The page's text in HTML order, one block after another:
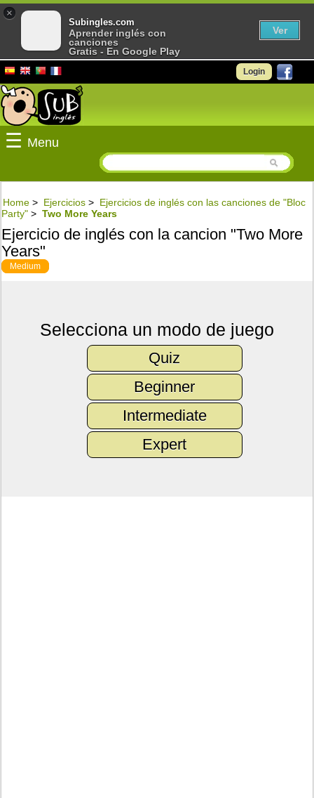
Login
☰ Menu
Home > Ejercicios > Ejercicios de inglés con las canciones de "Bloc
Party" > Two More Years
Ejercicio de inglés con la cancion "Two More
Years"
Medium
Selecciona un modo de juego
Quiz
Beginner
Intermediate
Expert
×
Subingles.com
Aprender inglés con
canciones
Gratis - En Google Play
Ver